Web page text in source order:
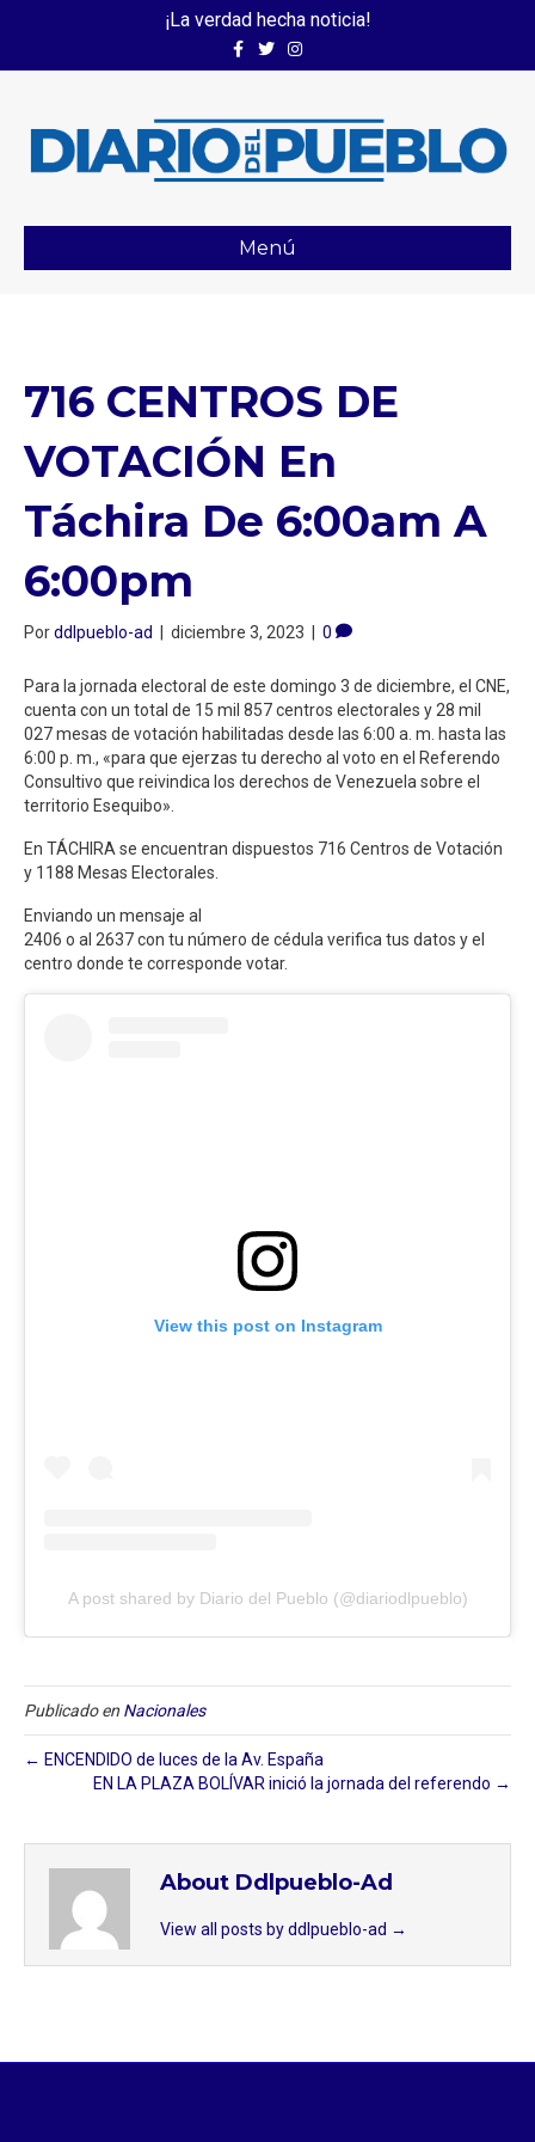
¡La verdad hecha noticia!
FacebookTwitterInstagram
Menú
716 CENTROS DE
VOTACIÓN En
Táchira De 6:00am A
6:00pm
Porddlpueblo-ad | diciembre 3, 2023 | 0
Para la jornada electoral de este domingo 3 de diciembre, el CNE,
cuenta con un total de 15 mil 857 centros electorales y 28 mil
027 mesas de votación habilitadas desde las 6:00 a. m. hasta las
6:00 p. m., «para que ejerzas tu derecho al voto en el Referendo
Consultivo que reivindica los derechos de Venezuela sobre el
territorio Esequibo».
En TÁCHIRA se encuentran dispuestos 716 Centros de Votación
y 1188 Mesas Electorales.
Enviando un mensaje al
2406 o al 2637 con tu número de cédula verifica tus datos y el
centro donde te corresponde votar.
View this post on Instagram
A post shared by Diario del Pueblo (@diariodlpueblo)
Publicado en Nacionales
← ENCENDIDO de luces de la Av. España
EN LA PLAZA BOLÍVAR inició la jornada del referendo →
About Ddlpueblo-Ad
View all posts by ddlpueblo-ad →